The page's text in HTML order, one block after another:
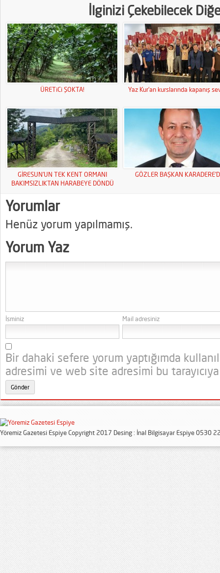
İlginizi Çekebilecek
ÜRETiCi ŞOKTA! Yaz Kur’an kurslarında kapanış
GİRESUN’UN TEK KENT ORMANI
BAKIMSIZLIKTAN HARABEYE DÖNDÜ
GÖZLER BAŞKAN
Yorumlar
Henüz yorum yapılmamış.
Yorum Yaz
İsminiz Mail adresiniz
Bir dahaki sefere yorum yaptığımda
adresimi ve web site adresimi bu
Yöremiz Gazetesi Espiye Copyright 2017 Desing : İnal Bilgisayar Espiye 0530